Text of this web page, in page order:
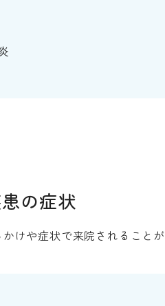
の症状
けや症状で来院されること